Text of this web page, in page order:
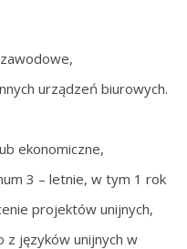
urządzeń biurowych.
ekonomiczne,
3 – letnie, w tym 1 rok
projektów unijnych,
z języków unijnych w